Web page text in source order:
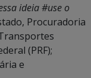
ideia #use o
Procuradoria
(PRF);
e